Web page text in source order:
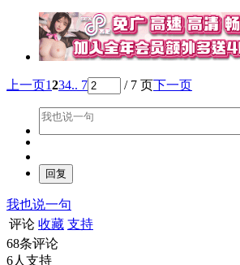
上一页1234.. 7 / 7 页下一页
我也说一句
评论 收藏 支持
68条评论
6人支持